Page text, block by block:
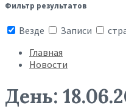
Фильтр результатов
Везде Записи
Главная
Новости
День: